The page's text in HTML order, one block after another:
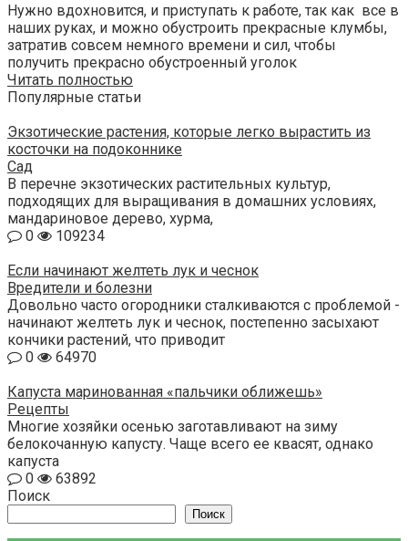
Нужно вдохновится, и приступать к работе, так как все в
наших руках, и можно обустроить прекрасные клумбы,
затратив совсем немного времени и сил, чтобы
получить прекрасно обустроенный уголок
Читать полностью
Популярные статьи
Экзотические растения, которые легко вырастить из
косточки на подоконнике
Сад
В перечне экзотических растительных культур,
подходящих для выращивания в домашних условиях,
мандариновое дерево, хурма,
0
109234
Если начинают желтеть лук и чеснок
Вредители и болезни
Довольно часто огородники сталкиваются с проблемой -
начинают желтеть лук и чеснок, постепенно засыхают
кончики растений, что приводит
0
64970
Капуста маринованная «пальчики оближешь»
Рецепты
Многие хозяйки осенью заготавливают на зиму
белокочанную капусту. Чаще всего ее квасят, однако
капуста
0
63892
Поиск
Поиск